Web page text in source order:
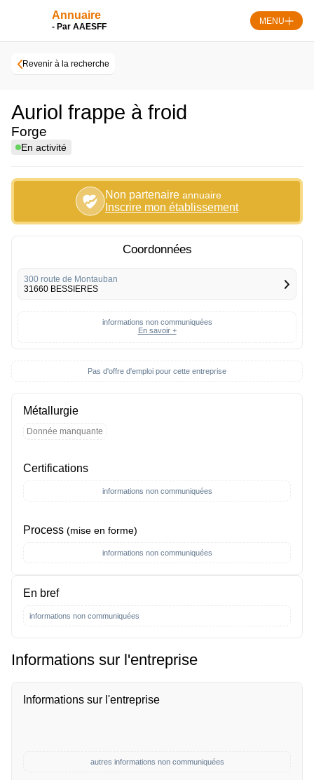
Annuaire
- Par AAESFF
MENU
Revenir à la recherche
Auriol frappe à froid
Forge
En activité
Non partenaire annuaire
Inscrire mon établissement
Pas d'offre d'emploi pour cette entreprise
Coordonnées
300 route de Montauban
31660 BESSIERES
informations non communiquées
En savoir +
Métallurgie
Donnée manquante
Certifications
informations non communiquées
Process (mise en forme)
informations non communiquées
En bref
informations non communiquées
Informations sur l'entreprise
Informations sur l'entreprise
autres informations non communiquées